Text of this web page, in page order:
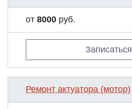
от 8000 руб.
Записаться
Ремонт актуатора (мотор)